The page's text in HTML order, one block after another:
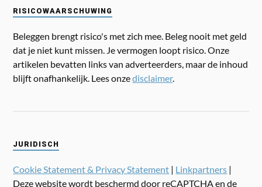
RISICOWAARSCHUWING
Beleggen brengt risico's met zich mee. Beleg nooit met geld
dat je niet kunt missen. Je vermogen loopt risico. Onze
artikelen bevatten links van adverteerders, maar de inhoud
blijft onafhankelijk. Lees onzedisclaimer.
JURIDISCH
Cookie Statement & Privacy Statement | Linkpartners |
Deze website wordt beschermd door reCAPTCHA en de